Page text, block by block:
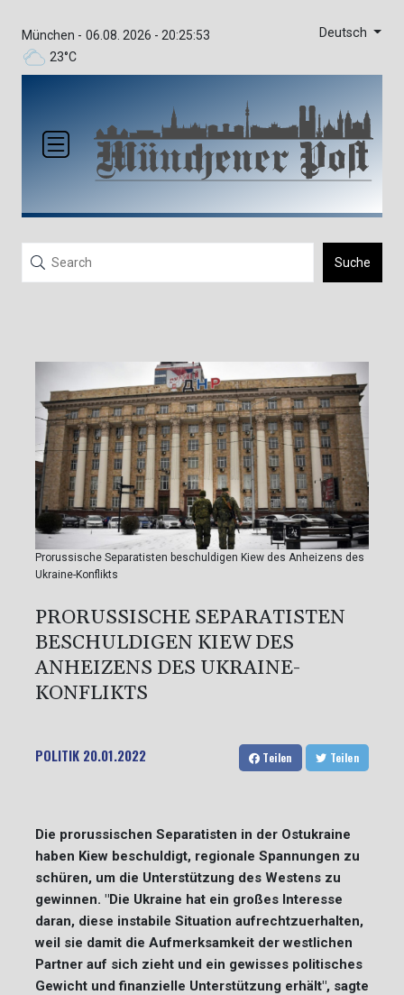
München -
23°C
06.08. 2026 - 20:25:53 Deutsch
Suche
Prorussische Separatisten beschuldigen Kiew des Anheizens des
Ukraine-Konflikts
PRORUSSISCHE SEPARATISTEN
BESCHULDIGEN KIEW DES
ANHEIZENS DES UKRAINE-
KONFLIKTS
POLITIK 20.01.2022 Teilen Teilen
Die prorussischen Separatisten in der Ostukraine
haben Kiew beschuldigt, regionale Spannungen zu
schüren, um die Unterstützung des Westens zu
gewinnen. "Die Ukraine hat ein großes Interesse
daran, diese instabile Situation aufrechtzuerhalten,
weil sie damit die Aufmerksamkeit der westlichen
Partner auf sich zieht und ein gewisses politisches
Gewicht und finanzielle Unterstützung erhält", sagte